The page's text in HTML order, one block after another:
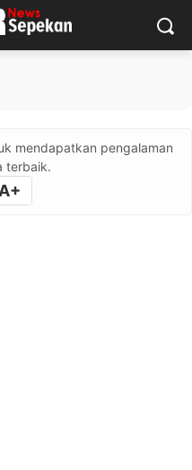
mendapatkan pengalaman
terbaik.
A+